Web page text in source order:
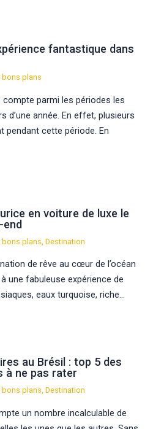
fantastique dans
bons plans
parmi les périodes les
d’une année. En effet, plusieurs
pendant cette période. En
en voiture de luxe le
end
bons plans ,Destination
de rêve au cœur de l’océan
une fabuleuse expérience de
eaux turquoise, riche…
au Brésil : top 5 des
à ne pas rater
bons plans,Destination
un nombre incalculable de